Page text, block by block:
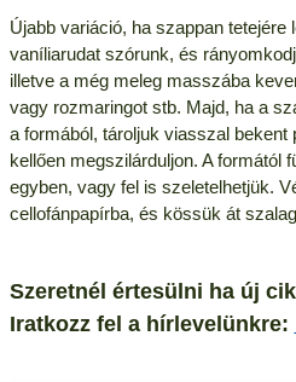
Újabb variáció, ha szappan tetejére
vaníliarudat szórunk, és
illetve a még meleg masszába
vagy rozmaringot stb. Majd, ha a
a formából, tároljuk viasszal bekent
kellően megszilárduljon. A formától
egyben, vagy fel is szeletelhetjük.
cellofánpapírba, és kössük át
Szeretnél értesülni ha új
Iratkozz fel a hírlevelünkre: